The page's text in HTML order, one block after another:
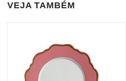
VEJA TAMBÉM